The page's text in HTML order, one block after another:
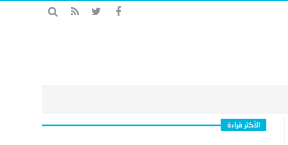
الأكثر قراءة